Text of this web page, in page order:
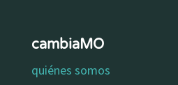
cambiaMO
quiénes somos